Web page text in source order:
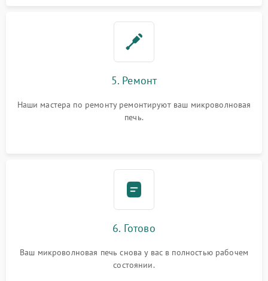
5. Ремонт
Наши мастера по ремонту ремонтируют ваш микроволновая
печь.
6. Готово
Ваш микроволновая печь снова у вас в полностью рабочем
состоянии.